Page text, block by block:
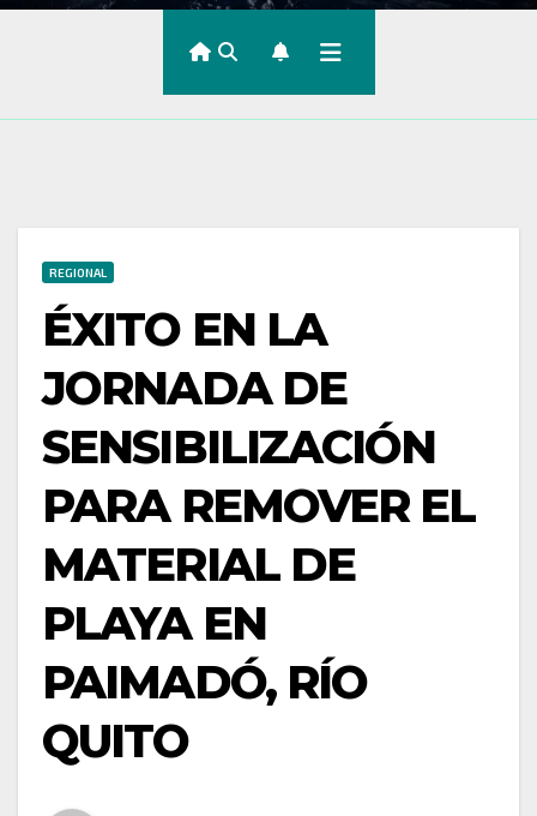
REGIONAL
ÉXITO EN LA
JORNADA DE
SENSIBILIZACIÓN
PARA REMOVER EL
MATERIAL DE
PLAYA EN
PAIMADÓ, RÍO
QUITO